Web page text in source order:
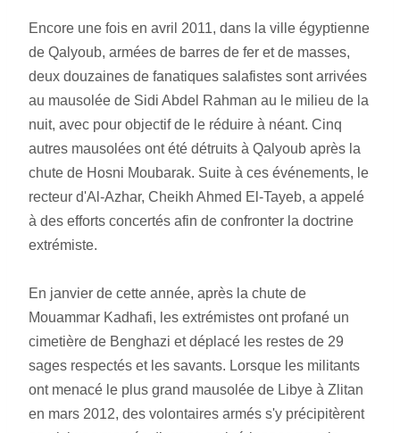
Encore une fois en avril 2011, dans la ville égyptienne
de Qalyoub, armées de barres de fer et de masses,
deux douzaines de fanatiques salafistes sont arrivées
au mausolée de Sidi Abdel Rahman au le milieu de la
nuit, avec pour objectif de le réduire à néant. Cinq
autres mausolées ont été détruits à Qalyoub après la
chute de Hosni Moubarak. Suite à ces événements, le
recteur d'Al-Azhar, Cheikh Ahmed El-Tayeb, a appelé
à des efforts concertés afin de confronter la doctrine
extrémiste.
En janvier de cette année, après la chute de
Mouammar Kadhafi, les extrémistes ont profané un
cimetière de Benghazi et déplacé les restes de 29
sages respectés et les savants. Lorsque les militants
ont menacé le plus grand mausolée de Libye à Zlitan
en mars 2012, des volontaires armés s'y précipitèrent